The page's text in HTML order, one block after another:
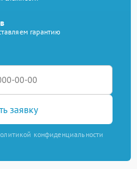
гарантию
заявку
конфиденциальности